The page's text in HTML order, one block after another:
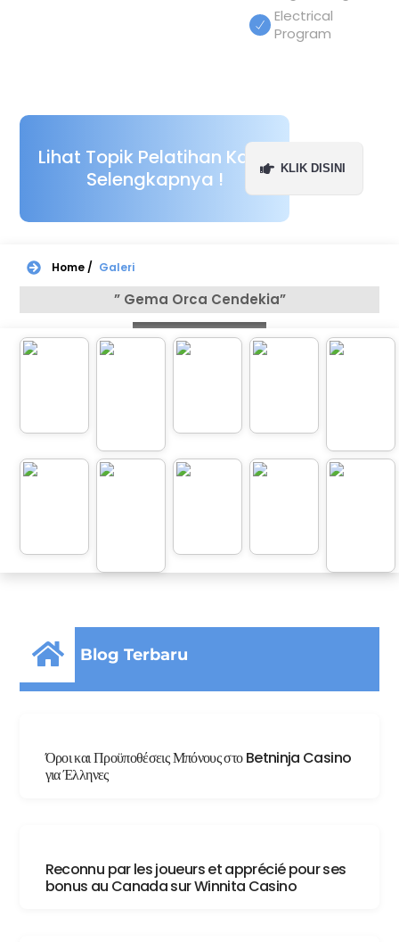
Electrical
Program
Lihat Topik Pelatihan Kami
Selengkapnya !
KLIK DISINI
Home / Galeri
” Gema Orca Cendekia”
Blog Terbaru
Όροι και Προϋποθέσεις Μπόνους στο Betninja Casino
για Έλληνες
Reconnu par les joueurs et apprécié pour ses
bonus au Canada sur Winnita Casino